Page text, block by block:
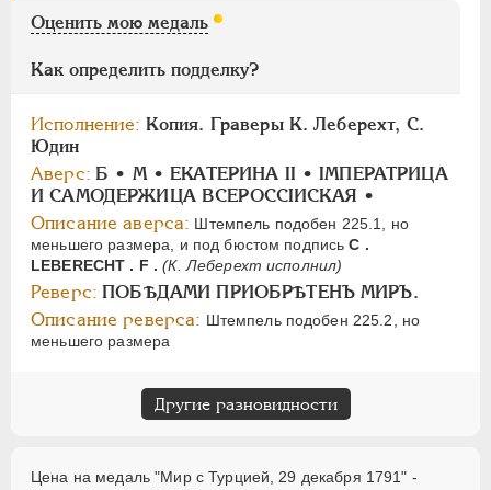
Оценить мою медаль
Как определить подделку?
Исполнение: Копия. Граверы К. Леберехт, С.
Юдин
Аверс: Б • M • ЕКАТЕРИНА II • IМПЕРАТРИЦА
И САМОДЕРЖИЦА ВСЕРОССIИСКАЯ •
Описание аверса: Штемпель подобен 225.1, но
меньшего размера, и под бюстом подписьС .
LEBERECHT . F . (К. Леберехт исполнил)
Реверс: ПОБѢДАМИ ПРИОБРѢТЕНЪ МИРЪ.
Описание реверса: Штемпель подобен 225.2, но
меньшего размера
Другие разновидности
Цена на медаль "Мир с Турцией, 29 декабря 1791" -
НИКОЛАЙ I 1826-1855
АЛЕКСАНДР II
НИКОЛАЙ II 1894-1917
СЕРИИ МЕДАЛЕЙ